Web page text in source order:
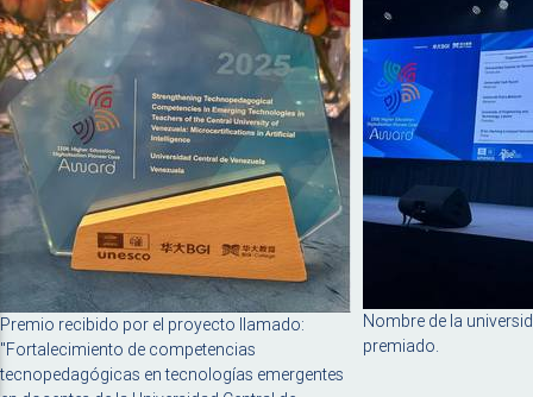
Premio recibido por el proyecto llamado:
"Fortalecimiento de competencias
tecnopedagógicas en tecnologías emergentes
Nombre de la
premiado.